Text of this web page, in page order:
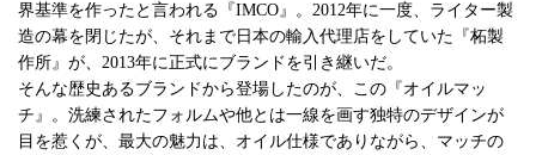
界基準を作ったと言われる『IMCO』。2012年に一度、ライター製
造の幕を閉じたが、それまで日本の輸入代理店をしていた『柘製
作所』が、2013年に正式にブランドを引き継いだ。
そんな歴史あるブランドから登場したのが、この『オイルマッ
チ』。洗練されたフォルムや他とは一線を画す独特のデザインが
目を惹くが、最大の魅力は、オイル仕様でありながら、マッチの